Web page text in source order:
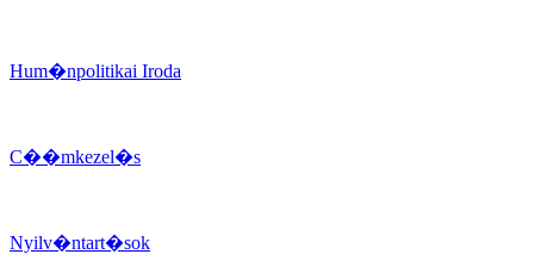
Hum�npolitikai Iroda
C��mkezel�s
Nyilv�ntart�sok